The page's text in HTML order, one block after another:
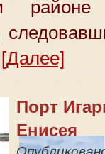
районе
[Далее]
Порт
Енисея